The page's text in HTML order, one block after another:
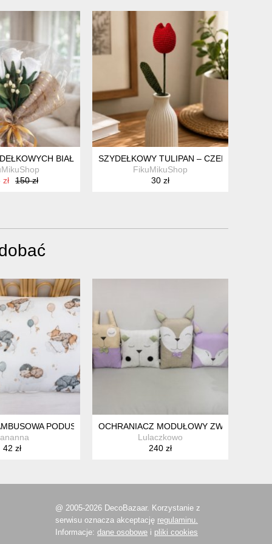
BIAŁYCH RÓŻ – ELEGANCKI, TRWAŁY PREZENT
150 zł
SZYDEŁKOWY TULIPAN – CZERWONY
FikuMikuShop
30 zł
PODUSZKA SÓWKI
PODUSZKA PŁASKA DLA NIEMOWLAKA
42 zł
OCHRANIACZ MODUŁOWY ZWIERZĄTKA
Lulaczkowo
240 zł
@ 2005-2026 DecoBazaar. Korzystanie z
serwisu oznacza akceptację regulaminu.
Informacje: dane osobowe i pliki cookies